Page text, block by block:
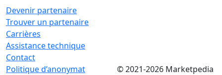
Devenir partenaire
Trouver un partenaire
Carrières
Assistance technique
Contact
Politique d’anonymat
© 2021-2026 Marketpedia